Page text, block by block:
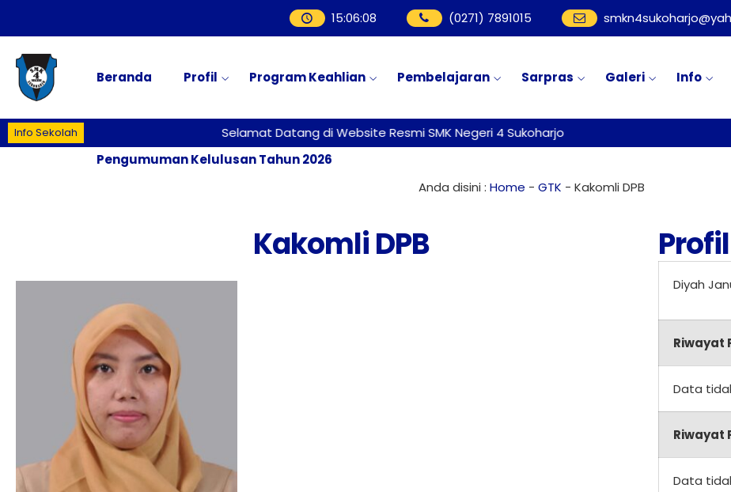
15:06:08 (0271) 7891015
Beranda Profil Program Keahlian Pembelajaran Sarpras Galeri Info
Pengumuman Kelulusan Tahun 2026
Info Sekolah Selamat Datang di Website Resmi SMK Negeri 4 Sukoharjo
Anda disini : Home - GTK - Kakomli DPB
Kakomli DPB Profil
Diyah
Riwayat
Data
Riwayat
Data